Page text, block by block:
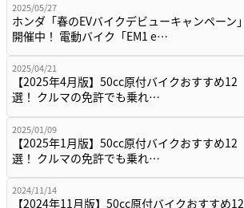
2025/05/27
ホンダ「春のEVバイクデビューキャンペーン」
開催中！ 電動バイク「EM1 e…
2025/04/21
【2025年4月版】50cc原付バイクおすすめ12
選！ クルマの免許でも乗れ…
2025/01/09
【2025年1月版】50cc原付バイクおすすめ12
選！ クルマの免許でも乗れ…
2024/11/14
【2024年11月版】50cc原付バイクおすすめ12